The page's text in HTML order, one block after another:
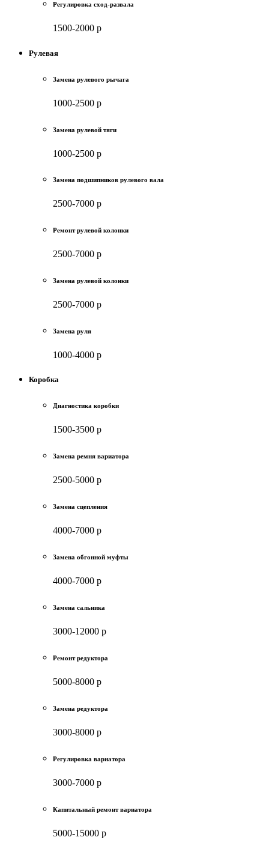
Регулировка сход-развала
1500-2000 р
Рулевая
Замена рулевого рычага
1000-2500 р
Замена рулевой тяги
1000-2500 р
Замена подшипников рулевого вала
2500-7000 р
Ремонт рулевой колонки
2500-7000 р
Замена рулевой колонки
2500-7000 р
Замена руля
1000-4000 р
Коробка
Диагностика коробки
1500-3500 р
Замена ремня вариатора
2500-5000 р
Замена сцепления
4000-7000 р
Замена обгонной муфты
4000-7000 р
Замена сальника
3000-12000 р
Ремонт редуктора
5000-8000 р
Замена редуктора
3000-8000 р
Регулировка вариатора
3000-7000 р
Капитальный ремонт вариатора
5000-15000 р